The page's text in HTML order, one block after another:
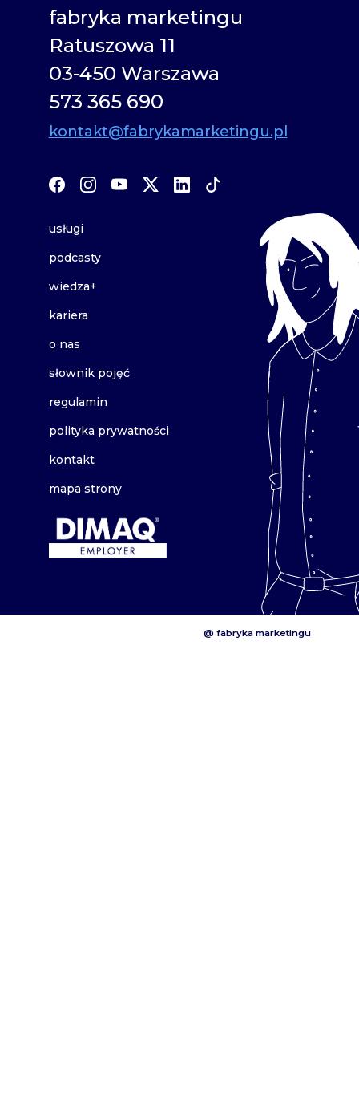
fabryka marketingu
Ratuszowa 11
03-450 Warszawa
573 365 690
kontakt@fabrykamarketingu.pl
usługi
podcasty
wiedza+
kariera
o nas
słownik pojęć
regulamin
polityka prywatności
kontakt
mapa strony
@ fabryka marketingu